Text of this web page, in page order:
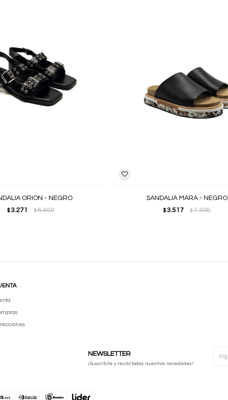
ORION - NEGRO
$3.271 $6.400
SANDALIA MARA - NEGRO
$3.517 $7.390
NEWSLETTER
¡Suscribite y recibí todas nuestras novedades!